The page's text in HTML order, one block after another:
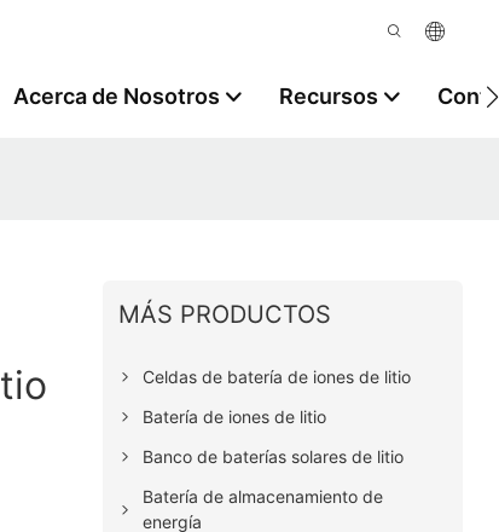
Acerca de Nosotros Recursos
MÁS PRODUCTOS
Celdas de batería de iones de litio
Batería de iones de litio
Banco de baterías solares de litio
Batería de almacenamiento de
energía